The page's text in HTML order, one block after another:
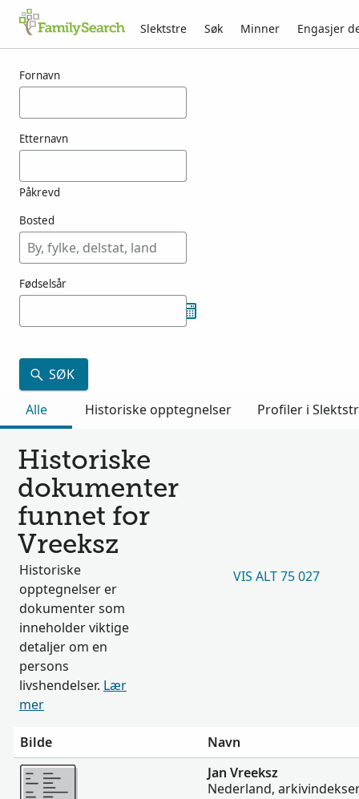
Slektstre Søk Minner Engasjer
Fornavn
Etternavn
Påkrevd
Bosted
Fødselsår
SØK
Alle
Historiske opptegnelser Profiler i
Historiske
dokumenter
funnet for
Vreeksz
Historiske
opptegnelser er
dokumenter som
inneholder viktige
detaljer om en
persons
livshendelser. Lær
mer
VIS ALT 75 027
Bilde
Navn
Flere
Jan Vreeksz
Nederland,